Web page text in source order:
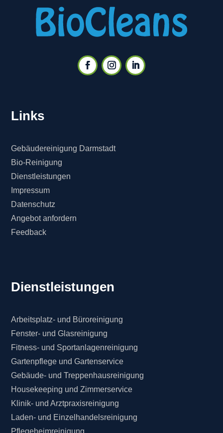
Links
Gebäudereinigung Darmstadt
Bio-Reinigung
Dienstleistungen
Impressum
Datenschutz
Angebot anfordern
Feedback
Dienstleistungen
Arbeitsplatz- und Büroreinigung
Fenster- und Glasreinigung
Fitness- und Sportanlagenreinigung
Gartenpflege und Gartenservice
Gebäude- und Treppenhausreinigung
Housekeeping und Zimmerservice
Klinik- und Arztpraxisreinigung
Laden- und Einzelhandelsreinigung